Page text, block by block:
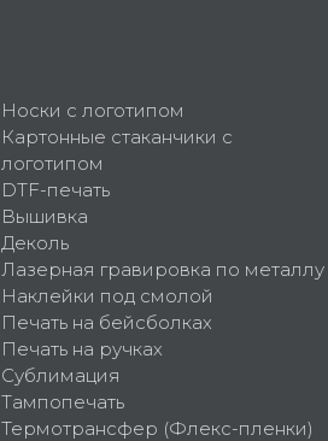
Носки с логотипом
Картонные стаканчики с
логотипом
DTF-печать
Вышивка
Деколь
Лазерная гравировка по металлу
Наклейки под смолой
Печать на бейсболках
Печать на ручках
Сублимация
Тампопечать
Термотрансфер (Флекс-пленки)